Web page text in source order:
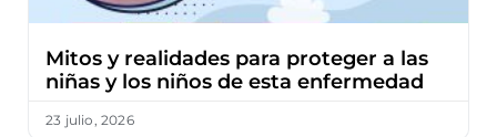
Mitos y realidades para proteger a las
niñas y los niños de esta enfermedad
23 julio, 2026